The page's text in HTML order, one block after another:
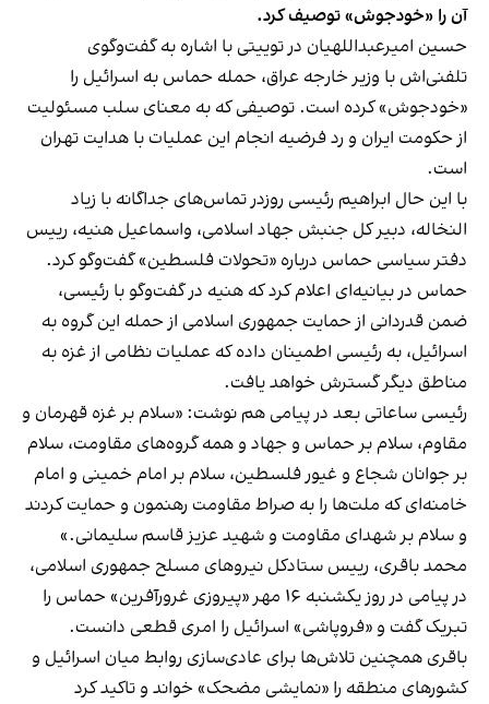
آن را «‌خودجوش» توصیف کرد.
حسین امیرعبداللهیان در توییتی با اشاره به گفت‌وگوی
تلفنی‌اش با وزیر خارجه عراق، حمله حماس به اسرائیل را
«خودجوش» کرده است. توصیفی که به معنای سلب مسئولیت
از حکومت ایران و رد فرضیه انجام این عملیات با هدایت تهران
است.
با این حال ابراهیم رئیسی روزدر تماس‌های جداگانه با زیاد
النخاله، دبیر کل جنبش جهاد اسلامی، واسماعیل هنیه، رییس
دفتر سیاسی حماس درباره «تحولات فلسطین» گفت‌وگو کرد.
حماس در بیانیه‌ای اعلام کرد که هنیه در گفت‌وگو با رئيسی،
ضمن قدردانی از حمایت جمهوری اسلامی از حمله این گروه به
اسرائیل، به رئیسی اطمینان داده که عملیات نظامی از غزه به
مناطق دیگر گسترش خواهد یافت.
رئیسی ساعاتی بعد در پیامی هم نوشت: «سلام بر غزه‌ قهرمان و
مقاوم، سلام بر حماس و جهاد و همه گروه‌های مقاومت، سلام
بر جوانان شجاع و غیور فلسطین، سلام بر امام خمینی و امام
خامنه‌ای که ملت‌ها را به صراط مقاومت رهنمون و حمایت کردند
و سلام بر شهدای مقاومت و شهید عزیز قاسم سلیمانی.»
محمد باقری، رییس ستادکل نیروهای مسلح جمهوری اسلامی،
در پیامی در روز یکشنبه ۱۶ مهر «پیروزی غرورآفرین» حماس را
تبریک گفت و «فروپاشی» اسرائیل را امری قطعی دانست.
باقری همچنین تلاش‌ها برای عادی‌سازی روابط میان اسرائیل و
کشورهای منطقه را «نمایشی مضحک» خواند و تاکید کرد